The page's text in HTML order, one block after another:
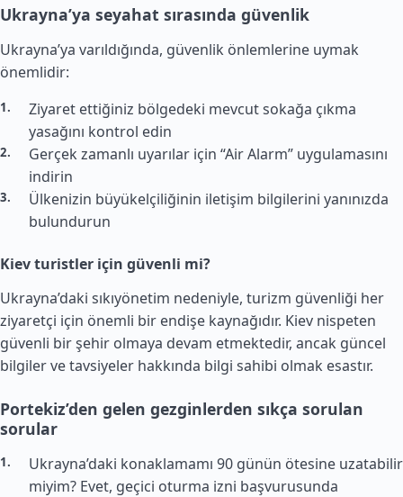
Ukrayna’ya seyahat sırasında güvenlik
Ukrayna’ya varıldığında, güvenlik önlemlerine uymak
önemlidir:
Ziyaret ettiğiniz bölgedeki mevcut sokağa çıkma
yasağını kontrol edin
Gerçek zamanlı uyarılar için “Air Alarm” uygulamasını
indirin
Ülkenizin büyükelçiliğinin iletişim bilgilerini yanınızda
bulundurun
Kiev turistler için güvenli mi?
Ukrayna’daki sıkıyönetim nedeniyle, turizm güvenliği her
ziyaretçi için önemli bir endişe kaynağıdır. Kiev nispeten
güvenli bir şehir olmaya devam etmektedir, ancak güncel
bilgiler ve tavsiyeler hakkında bilgi sahibi olmak esastır.
Portekiz’den gelen gezginlerden sıkça sorulan
sorular
Ukrayna’daki konaklamamı 90 günün ötesine uzatabilir
miyim? Evet, geçici oturma izni başvurusunda